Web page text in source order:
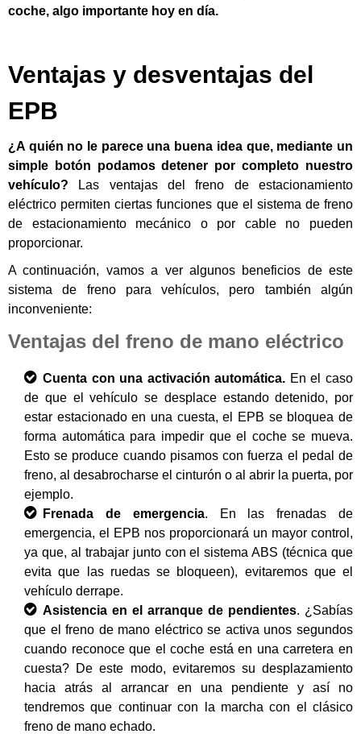
coche, algo importante hoy en día.
Ventajas y desventajas del
EPB
¿A quién no le parece una buena idea que, mediante un
simple botón podamos detener por completo nuestro
vehículo? Las ventajas del freno de estacionamiento
eléctrico permiten ciertas funciones que el sistema de freno
de estacionamiento mecánico o por cable no pueden
proporcionar.
A continuación, vamos a ver algunos beneficios de este
sistema de freno para vehículos, pero también algún
inconveniente:
Ventajas del freno de mano eléctrico
Cuenta con una activación automática. En el caso
de que el vehículo se desplace estando detenido, por
estar estacionado en una cuesta, el EPB se bloquea de
forma automática para impedir que el coche se mueva.
Esto se produce cuando pisamos con fuerza el pedal de
freno, al desabrocharse el cinturón o al abrir la puerta, por
ejemplo.
Frenada de emergencia. En las frenadas de
emergencia, el EPB nos proporcionará un mayor control,
ya que, al trabajar junto con el sistema ABS (técnica que
evita que las ruedas se bloqueen), evitaremos que el
vehículo derrape.
Asistencia en el arranque de pendientes. ¿Sabías
que el freno de mano eléctrico se activa unos segundos
cuando reconoce que el coche está en una carretera en
cuesta? De este modo, evitaremos su desplazamiento
hacia atrás al arrancar en una pendiente y así no
tendremos que continuar con la marcha con el clásico
freno de mano echado.